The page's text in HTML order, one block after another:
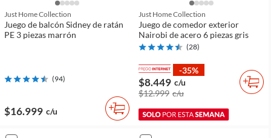
Just Home Collection
Juego de balcón Sidney de ratán
PE 3 piezas marrón
(94)
$16.999 c/u
Just Home Collection
Juego de comedor exterior
Nairobi de acero 6 piezas gris
(28)
-35%
$8.449 c/u
$12.999 c/u